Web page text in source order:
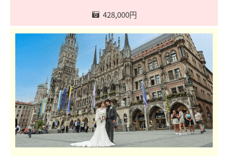
428,000円